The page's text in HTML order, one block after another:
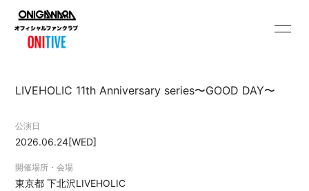
SCHEDULE
PROFILE
VIDEO
つぶやき
LIVEHOLIC 11th Anniversary series〜GOOD DAY〜
公演日
2026.06.24[WED]
開催場所・会場
東京都下北沢LIVEHOLIC